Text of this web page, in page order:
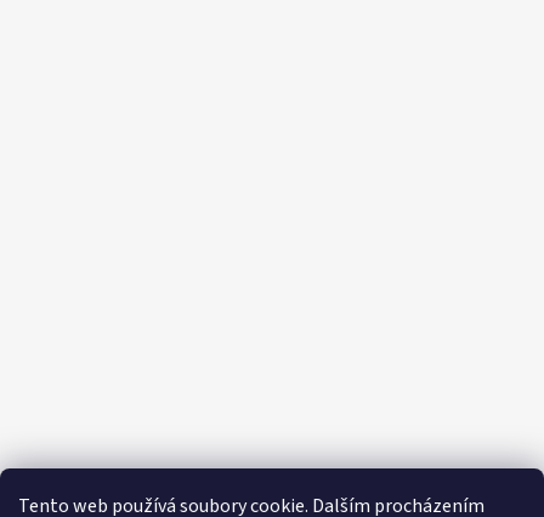
Tento web používá soubory cookie. Dalším procházením